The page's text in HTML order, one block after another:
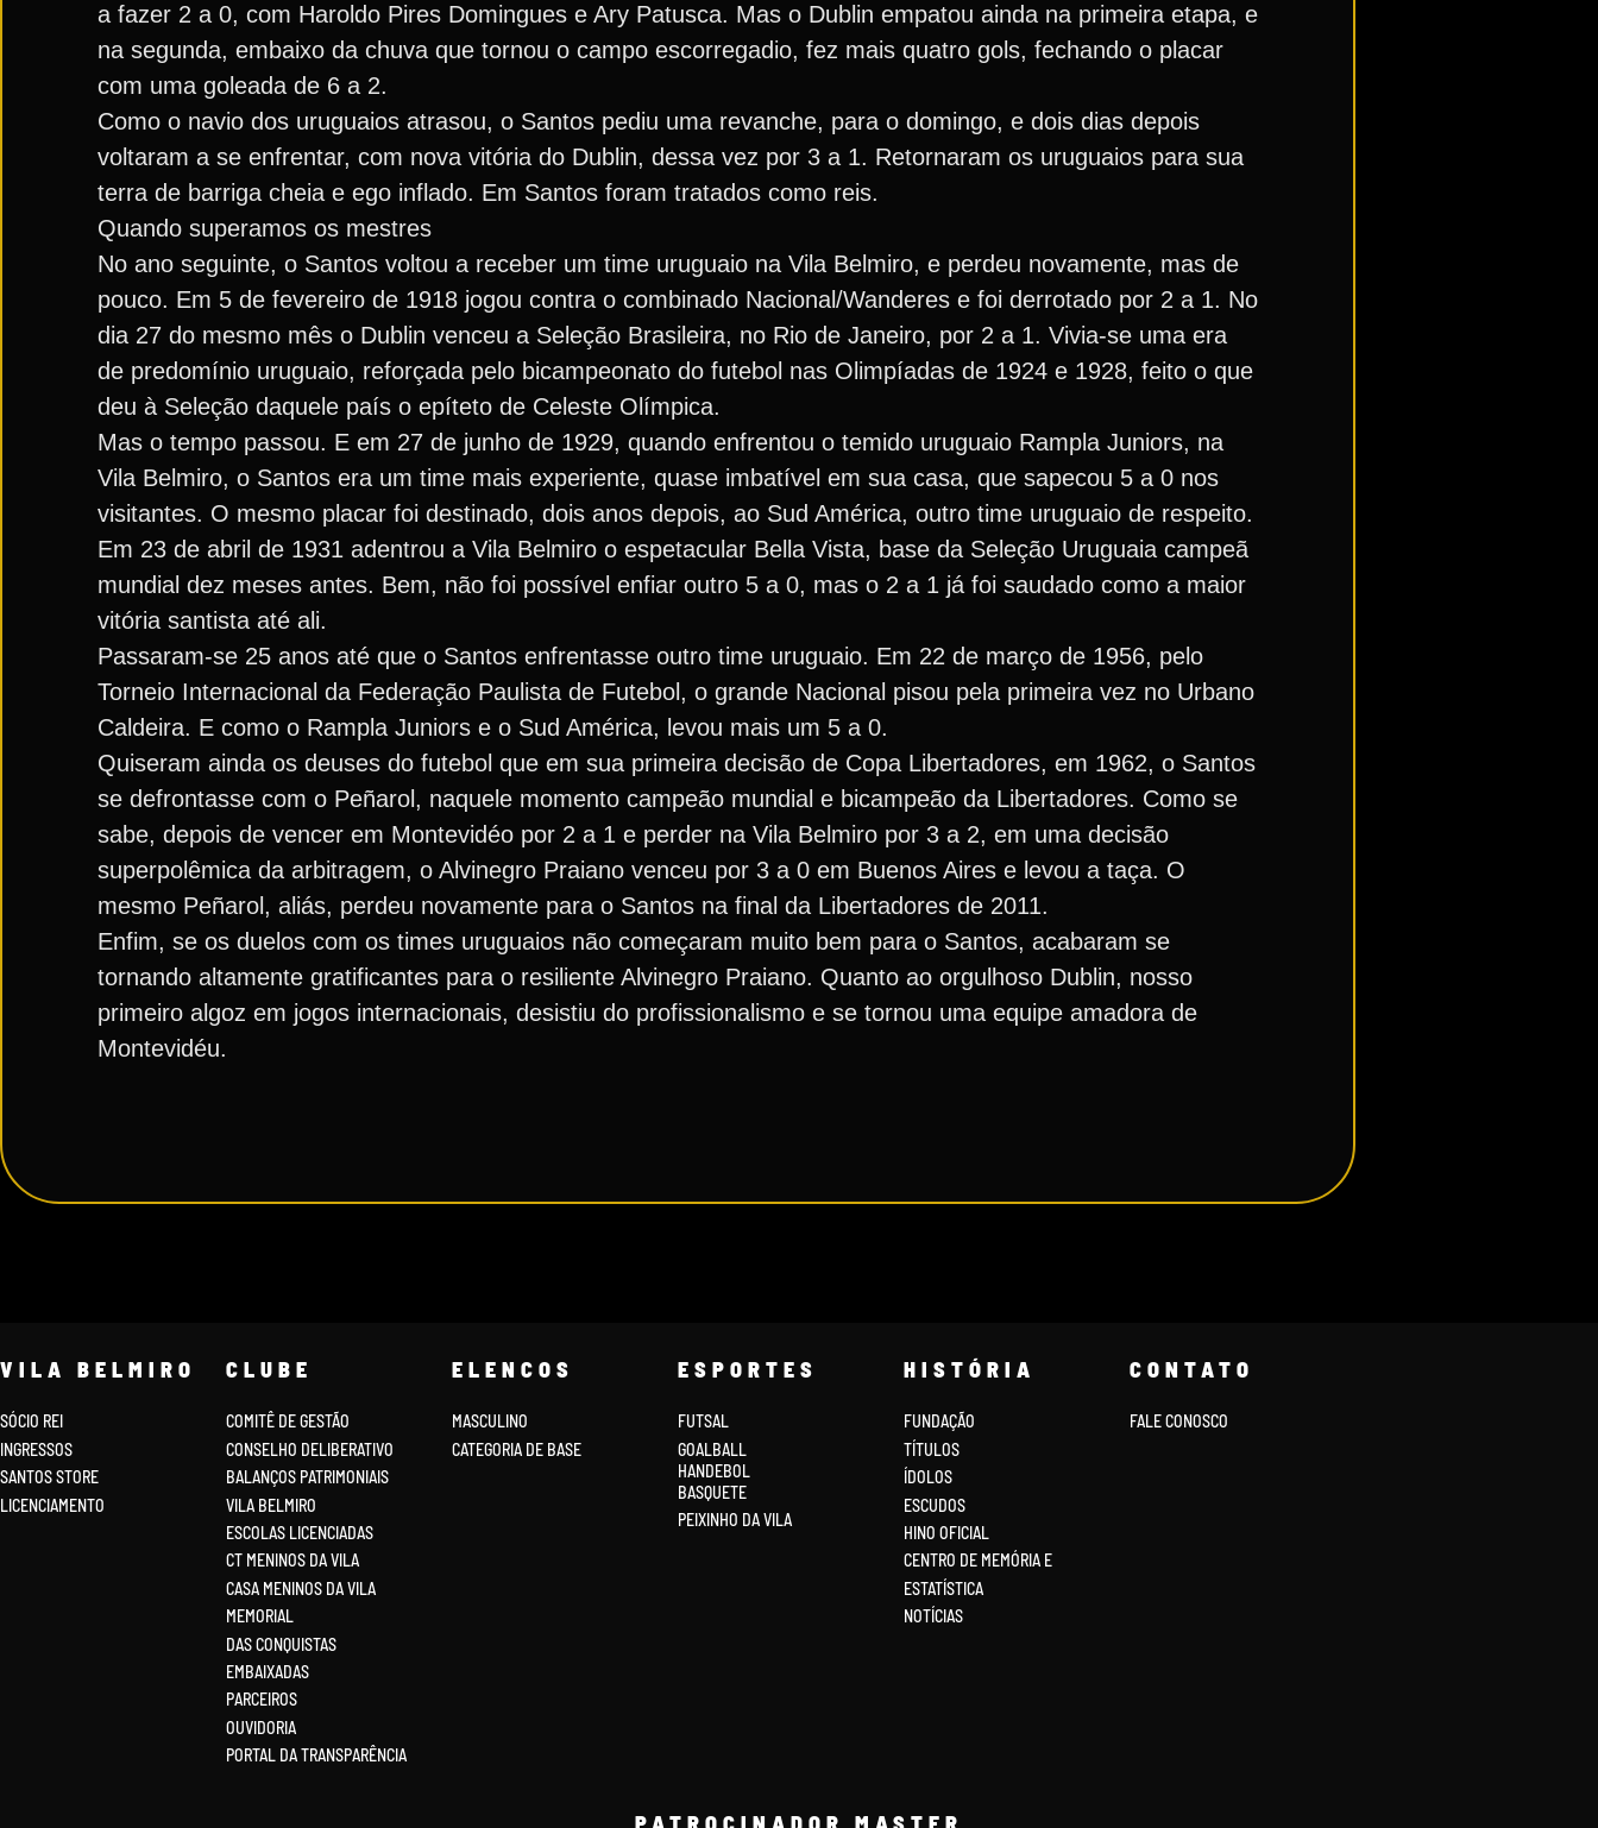
a fazer 2 a 0, com Haroldo Pires Domingues e Ary Patusca. Mas o Dublin empatou ainda na primeira etapa, e
na segunda, embaixo da chuva que tornou o campo escorregadio, fez mais quatro gols, fechando o placar
com uma goleada de 6 a 2.
Como o navio dos uruguaios atrasou, o Santos pediu uma revanche, para o domingo, e dois dias depois
voltaram a se enfrentar, com nova vitória do Dublin, dessa vez por 3 a 1. Retornaram os uruguaios para sua
terra de barriga cheia e ego inflado. Em Santos foram tratados como reis.
Quando superamos os mestres
No ano seguinte, o Santos voltou a receber um time uruguaio na Vila Belmiro, e perdeu novamente, mas de
pouco. Em 5 de fevereiro de 1918 jogou contra o combinado Nacional/Wanderes e foi derrotado por 2 a 1. No
dia 27 do mesmo mês o Dublin venceu a Seleção Brasileira, no Rio de Janeiro, por 2 a 1. Vivia-se uma era
de predomínio uruguaio, reforçada pelo bicampeonato do futebol nas Olimpíadas de 1924 e 1928, feito o que
deu à Seleção daquele país o epíteto de Celeste Olímpica.
Mas o tempo passou. E em 27 de junho de 1929, quando enfrentou o temido uruguaio Rampla Juniors, na
Vila Belmiro, o Santos era um time mais experiente, quase imbatível em sua casa, que sapecou 5 a 0 nos
visitantes. O mesmo placar foi destinado, dois anos depois, ao Sud América, outro time uruguaio de respeito.
Em 23 de abril de 1931 adentrou a Vila Belmiro o espetacular Bella Vista, base da Seleção Uruguaia campeã
mundial dez meses antes. Bem, não foi possível enfiar outro 5 a 0, mas o 2 a 1 já foi saudado como a maior
vitória santista até ali.
Passaram-se 25 anos até que o Santos enfrentasse outro time uruguaio. Em 22 de março de 1956, pelo
Torneio Internacional da Federação Paulista de Futebol, o grande Nacional pisou pela primeira vez no Urbano
Caldeira. E como o Rampla Juniors e o Sud América, levou mais um 5 a 0.
Quiseram ainda os deuses do futebol que em sua primeira decisão de Copa Libertadores, em 1962, o Santos
se defrontasse com o Peñarol, naquele momento campeão mundial e bicampeão da Libertadores. Como se
sabe, depois de vencer em Montevidéo por 2 a 1 e perder na Vila Belmiro por 3 a 2, em uma decisão
superpolêmica da arbitragem, o Alvinegro Praiano venceu por 3 a 0 em Buenos Aires e levou a taça. O
mesmo Peñarol, aliás, perdeu novamente para o Santos na final da Libertadores de 2011.
Enfim, se os duelos com os times uruguaios não começaram muito bem para o Santos, acabaram se
tornando altamente gratificantes para o resiliente Alvinegro Praiano. Quanto ao orgulhoso Dublin, nosso
primeiro algoz em jogos internacionais, desistiu do profissionalismo e se tornou uma equipe amadora de
Montevidéu.
VILA BELMIRO
SÓCIO REI
INGRESSOS
SANTOS STORE
LICENCIAMENTO
CLUBE
COMITÊ DE GESTÃO
CONSELHO DELIBERATIVO
BALANÇOS PATRIMONIAIS
VILA BELMIRO
ESCOLAS LICENCIADAS
CT MENINOS DA VILA
CASA MENINOS DA VILA
MEMORIAL
DAS CONQUISTAS
EMBAIXADAS
PARCEIROS
OUVIDORIA
PORTAL DA TRANSPARÊNCIA
ELENCOS
MASCULINO
CATEGORIA DE BASE
ESPORTES
FUTSAL
GOALBALL
HANDEBOL
BASQUETE
PEIXINHO DA VILA
HISTÓRIA
FUNDAÇÃO
TÍTULOS
ÍDOLOS
ESCUDOS
HINO OFICIAL
CENTRO DE MEMÓRIA E
ESTATÍSTICA
NOTÍCIAS
CONTATO
FALE CONOSCO